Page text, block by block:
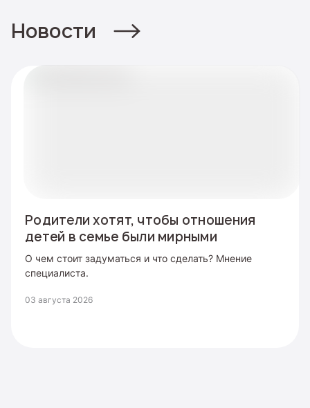
Новости
Родители хотят, чтобы отношения
детей в семье были мирными
О чем стоит задуматься и что сделать? Мнение
специалиста.
03 августа 2026